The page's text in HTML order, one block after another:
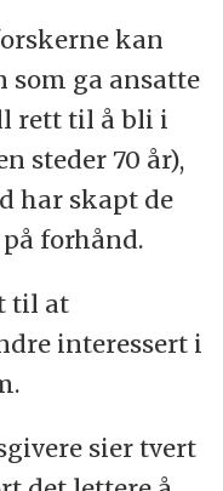
kan
som ga ansatte
rett til å bli i
steder 70 år),
har skapt de
forhånd.
til at
interessert i
sier tvert